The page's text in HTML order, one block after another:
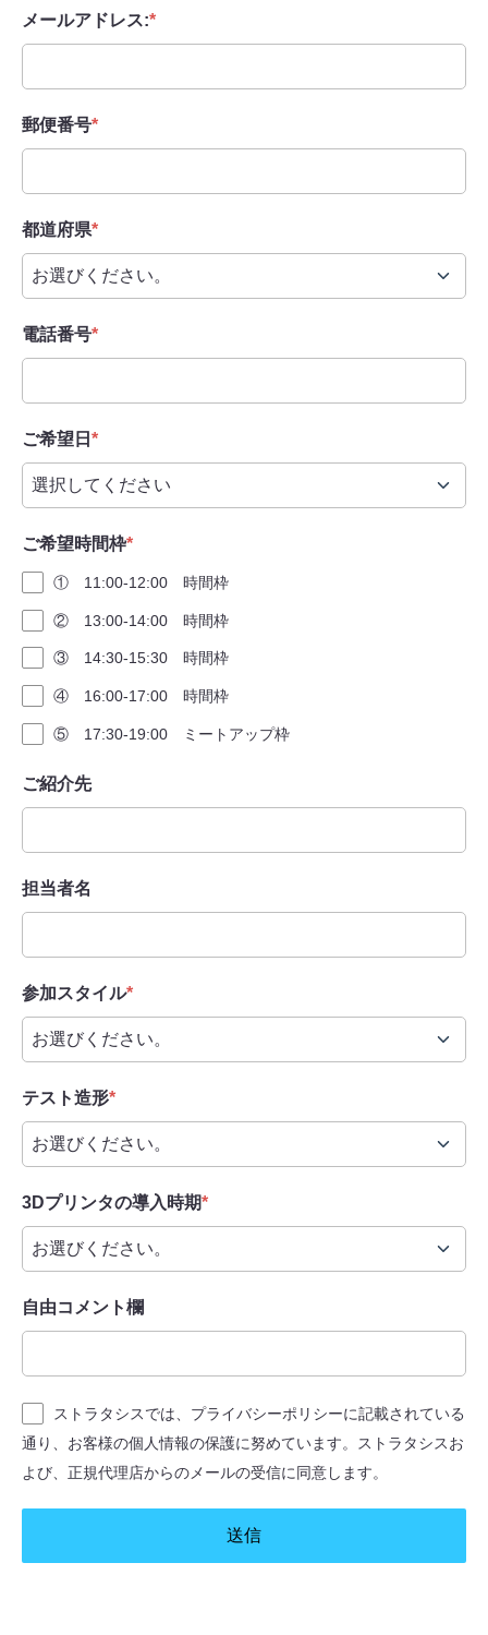
メールアドレス:*
郵便番号*
都道府県*
電話番号*
ご希望日 *
ご希望時間枠*
① 11:00-12:00 時間枠
② 13:00-14:00 時間枠
③ 14:30-15:30 時間枠
④ 16:00-17:00 時間枠
⑤ 17:30-19:00 ミートアップ枠
ご紹介先
担当者名
参加スタイル*
テスト造形*
3Dプリンタの導入時期*
自由コメント欄
ストラタシスでは、プライバシーポリシーに記載されている
通り、お客様の個人情報の保護に努めています。ストラタシスお
よび、正規代理店からのメールの受信に同意します。